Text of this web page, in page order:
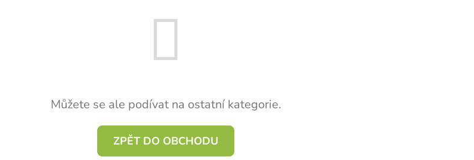
Můžete se ale podívat na ostatní kategorie.
ZPĚT DO OBCHODU